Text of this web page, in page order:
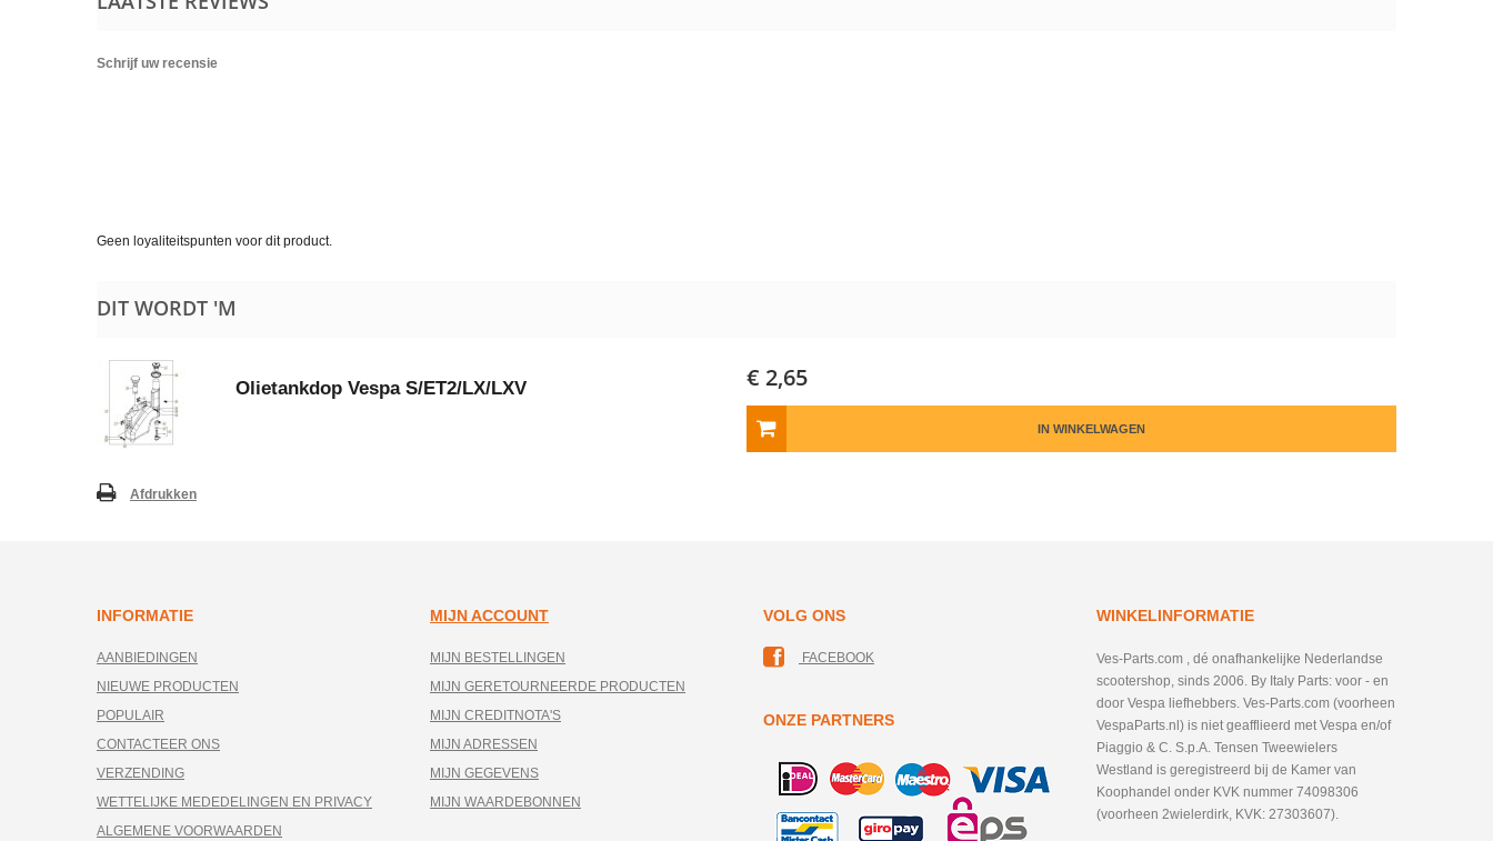
Schrijf uw recensie
Geen loyaliteitspunten voor dit product.
DIT WORDT 'M
Olietankdop Vespa S/ET2/LX/LXV € 2,65
IN WINKELWAGEN
Afdrukken
INFORMATIE
AANBIEDINGEN
NIEUWE PRODUCTEN
POPULAIR
CONTACTEER ONS
VERZENDING
WETTELIJKE MEDEDELINGEN EN PRIVACY
ALGEMENE VOORWAARDEN
MIJN ACCOUNT
MIJN BESTELLINGEN
MIJN GERETOURNEERDE PRODUCTEN
MIJN CREDITNOTA'S
MIJN ADRESSEN
MIJN GEGEVENS
MIJN WAARDEBONNEN
VOLG ONS
FACEBOOK
ONZE PARTNERS
WINKELINFORMATIE
Ves-Parts.com , dé onafhankelijke Nederlandse
scootershop, sinds 2006. By Italy Parts: voor - en
door Vespa liefhebbers. Ves-Parts.com (voorheen
VespaParts.nl) is niet geafflieerd met Vespa en/of
Piaggio & C. S.p.A. Tensen Tweewielers
Westland is geregistreerd bij de Kamer van
Koophandel onder KVK nummer 74098306
(voorheen 2wielerdirk, KVK: 27303607).